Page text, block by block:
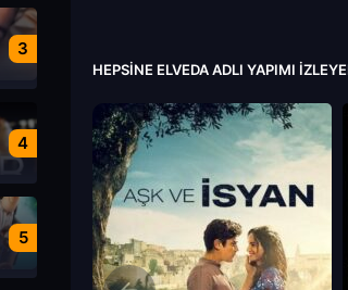
3
4
5
HEPSINE ELVEDA ADLI YAPIMI